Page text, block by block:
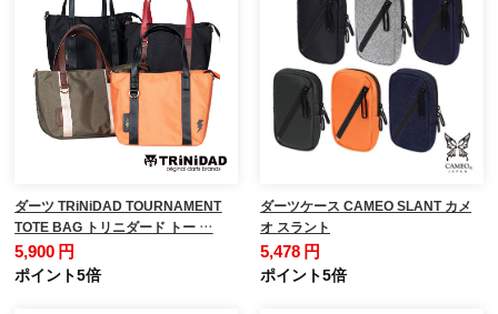
ダーツ TRiNiDAD TOURNAMENT
TOTE BAG トリニダード トー …
5,900 円
ポイント5倍
ダーツケース CAMEO SLANT カメ
オ スラント
5,478 円
ポイント5倍